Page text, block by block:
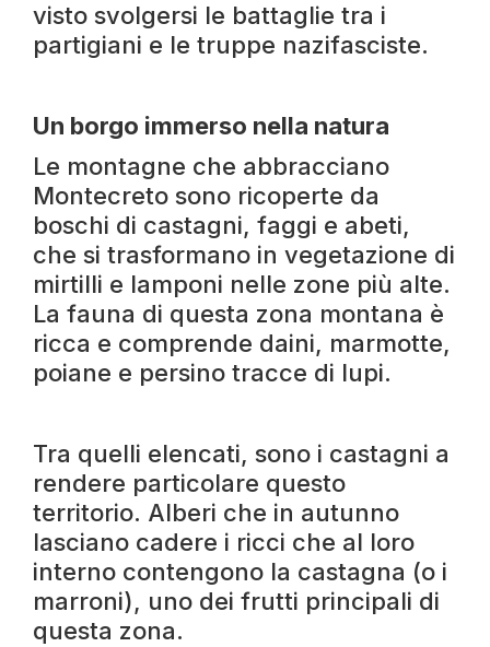
visto svolgersi le battaglie tra i
partigiani e le truppe nazifasciste.
Un borgo immerso nella natura
Le montagne che abbracciano
Montecreto sono ricoperte da
boschi di castagni, faggi e abeti,
che si trasformano in vegetazione di
mirtilli e lamponi nelle zone più alte.
La fauna di questa zona montana è
ricca e comprende daini, marmotte,
poiane e persino tracce di lupi.
Tra quelli elencati, sono i castagni a
rendere particolare questo
territorio. Alberi che in autunno
lasciano cadere i ricci che al loro
interno contengono la castagna (o i
marroni), uno dei frutti principali di
questa zona.